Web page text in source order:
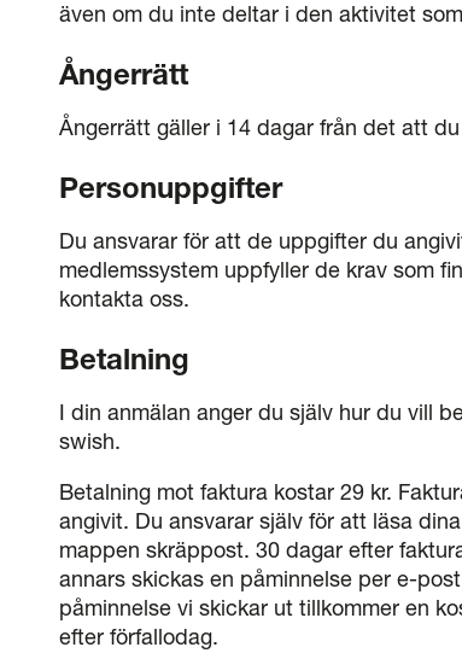
även om du inte deltar i den aktivitet
Ångerrätt
Ångerrätt gäller i 14 dagar från det att
Personuppgifter
Du ansvarar för att de uppgifter du
medlemssystem uppfyller de krav som
kontakta oss.
Betalning
I din anmälan anger du själv hur du vill
swish.
Betalning mot faktura kostar 29 kr.
angivit. Du ansvarar själv för att läsa
mappen skräppost. 30 dagar efter
annars skickas en påminnelse per e-
påminnelse vi skickar ut tillkommer en
efter förfallodag.